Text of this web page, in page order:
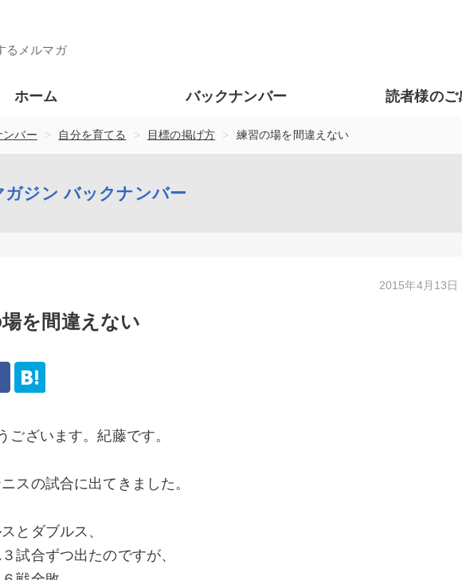
るメルマガ
ホーム バックナンバー 読者様のご
ンバー > 自分を育てる > 目標の掲げ方 > 練習の場を間違えない
ガジン バックナンバー
2015年4月13日
を間違えない
ございます。紀藤です。
スの試合に出てきました。
とダブルス、
試合ずつ出たのですが、